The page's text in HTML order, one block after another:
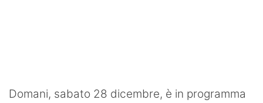
Domani, sabato 28 dicembre, è in programma